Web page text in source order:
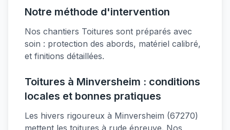
Notre méthode d'intervention
Nos chantiers Toitures sont préparés avec
soin : protection des abords, matériel calibré,
et finitions détaillées.
Toitures à Minversheim : conditions
locales et bonnes pratiques
Les hivers rigoureux à Minversheim (67270)
mettent les toitures à rude épreuve. Nos